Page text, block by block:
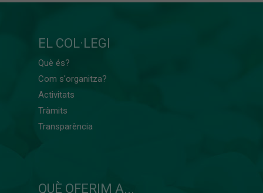
EL COL·LEGI
Què és?
Com s'organitza?
Activitats
Tràmits
Transparència
QUÈ OFERIM A...